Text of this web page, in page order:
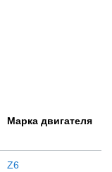
Марка двигателя
Z6